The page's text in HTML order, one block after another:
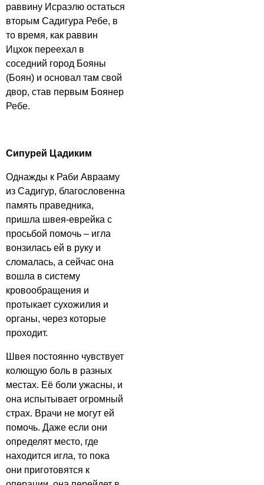
раввину Исраэлю остаться
вторым Садигура Ребе, в
то время, как раввин
Ицхок переехал в
соседний город Бояны
(Боян) и основал там свой
двор, став первым Боянер
Ребе.
Сипурей Цадиким
Однажды к Раби Аврааму
из Садигур, благословенна
память праведника,
пришла швея-еврейка с
просьбой помочь – игла
вонзилась ей в руку и
сломалась, а сейчас она
вошла в систему
кровообращения и
протыкает сухожилия и
органы, через которые
проходит.
Швея постоянно чувствует
колющую боль в разных
местах. Её боли ужасны, и
она испытывает огромный
страх. Врачи не могут ей
помочь. Даже если они
определят место, где
находится игла, то пока
они приготовятся к